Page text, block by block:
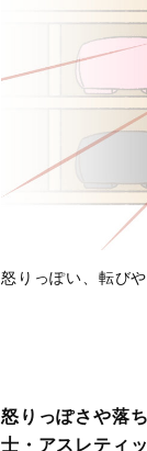
怒りっぽい、転
怒りっぽさや落
士・アスレティ